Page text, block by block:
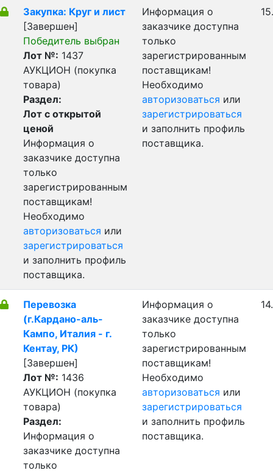
Закупка: Круг и лист
[Завершен]
Победитель выбран
Лот №: 1437
АУКЦИОН (покупка
товара)
Раздел:
Лот с открытой
ценой
Информация о
заказчике доступна
только
зарегистрированным
поставщикам!
Необходимо
авторизоваться или
зарегистрироваться
и заполнить профиль
поставщика.
Информация о
заказчике доступна
только
зарегистрированным
поставщикам!
Необходимо
авторизоваться или
зарегистрироваться
и заполнить профиль
поставщика.
Перевозка
(г.Кардано-аль-
Кампо, Италия - г.
Кентау, РК)
[Завершен]
Лот №: 1436
АУКЦИОН (покупка
товара)
Раздел:
Информация о
заказчике доступна
только
Информация о
заказчике доступна
только
зарегистрированным
поставщикам!
Необходимо
авторизоваться или
зарегистрироваться
и заполнить профиль
поставщика.